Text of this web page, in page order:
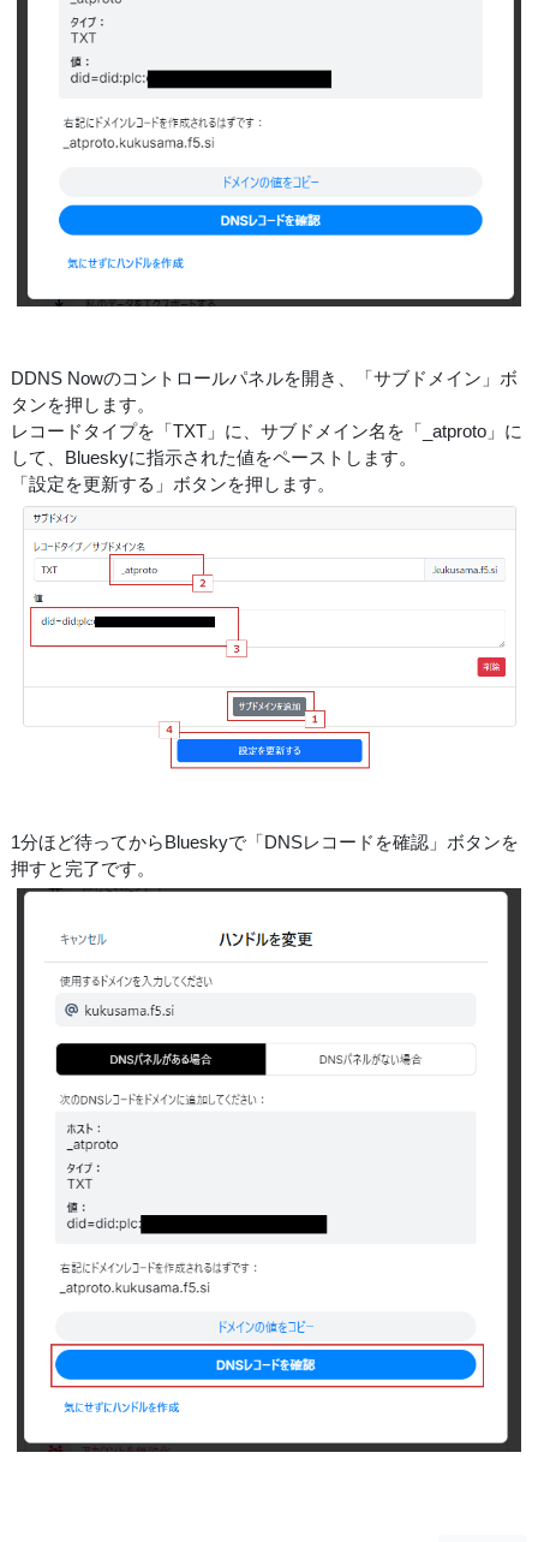
DDNS Nowのコントロールパネルを開き、「サブドメイン」ボ
タンを押します。
レコードタイプを「TXT」に、サブドメイン名を「_atproto」に
して、Blueskyに指示された値をペーストします。
「設定を更新する」ボタンを押します。
1分ほど待ってからBlueskyで「DNSレコードを確認」ボタンを
押すと完了です。